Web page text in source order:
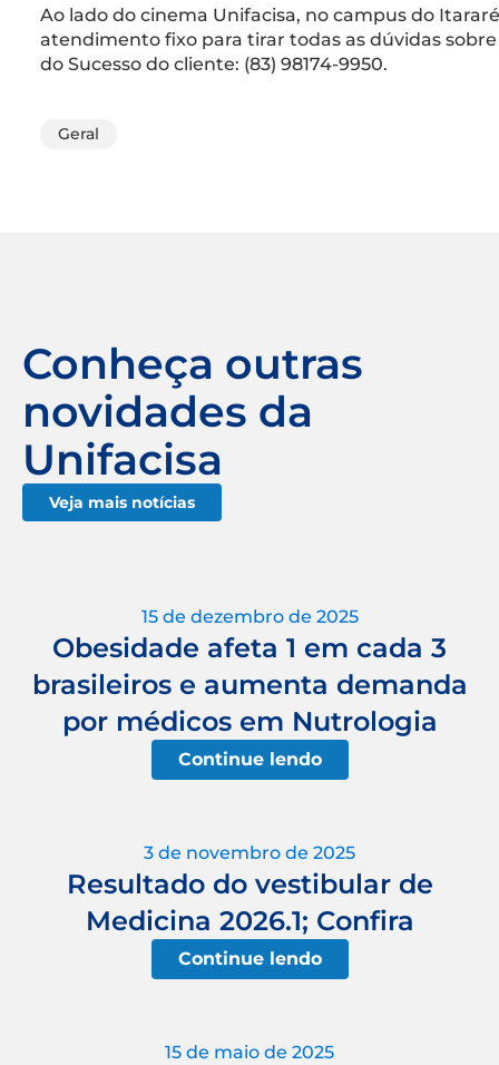
Ao lado do cinema Unifacisa, no campus do
atendimento fixo para tirar todas as dúvidas
do Sucesso do cliente: (83) 98174-9950.
Geral
Conheça outras
novidades da
Unifacisa
Veja mais notícias
15 de dezembro de 2025
Obesidade afeta 1 em cada 3
brasileiros e aumenta demanda
por médicos em Nutrologia
Continue lendo
3 de novembro de 2025
Resultado do vestibular de
Medicina 2026.1; Confira
Continue lendo
15 de maio de 2025